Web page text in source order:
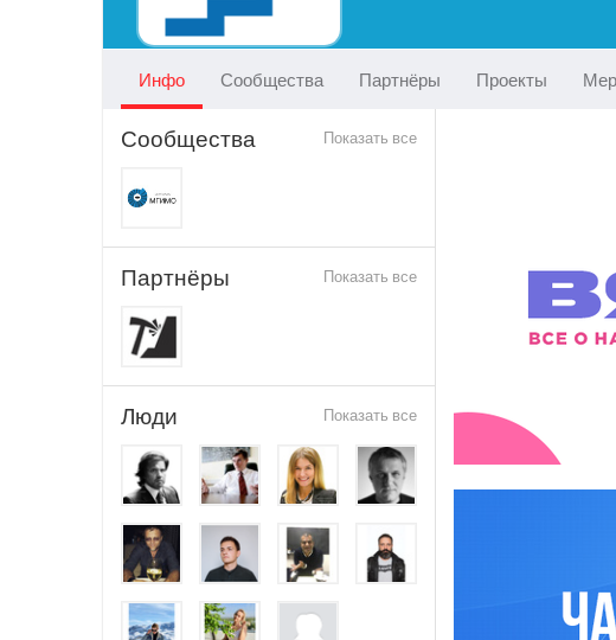
Инфо Сообщества Партнёры Проекты
Показать все
Сообщества
Показать все
Партнёры
Показать все
Люди